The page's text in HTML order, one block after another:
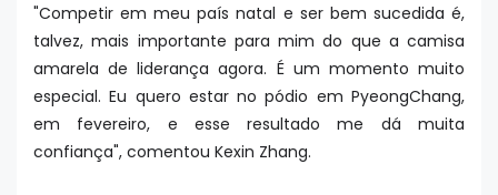
"Competir em meu país natal e ser bem sucedida é,
talvez, mais importante para mim do que a camisa
amarela de liderança agora. É um momento muito
especial. Eu quero estar no pódio em PyeongChang,
em fevereiro, e esse resultado me dá muita
confiança", comentou Kexin Zhang.